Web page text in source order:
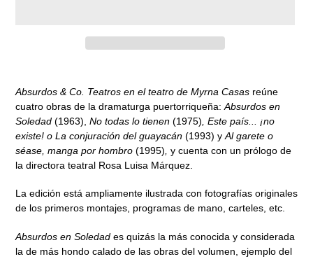
Absurdos & Co. Teatros en el teatro de Myrna Casas reúne
cuatro obras de la dramaturga puertorriqueña: Absurdos en
Soledad (1963), No todas lo tienen (1975) , Este país... ¡no
existe! o La conjuración del guayacán (1993) y Al garete o
séase, manga por hombro (1995) y cuenta con un prólogo de
la directora teatral Rosa Luisa Márquez.
La edición está ampliamente ilustrada con fotografías originales
de los primeros montajes, programas de mano, carteles, etc.
Absurdos en Soledad es quizás la más conocida y considerada
la de más hondo calado de las obras del volumen, ejemplo del